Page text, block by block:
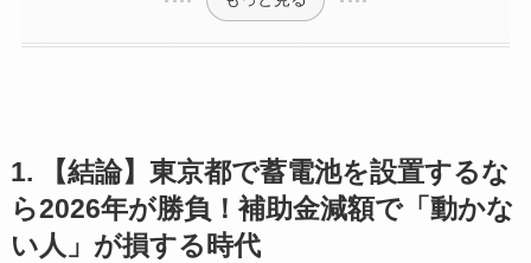
1. 【結論】東京都で蓄電池を設置するな
ら2026年が勝負！補助金減額で「動かな
い人」が損する時代